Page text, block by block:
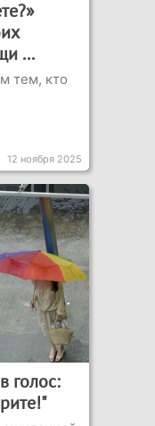
...
тем, кто
12 ноября 2025
голос: